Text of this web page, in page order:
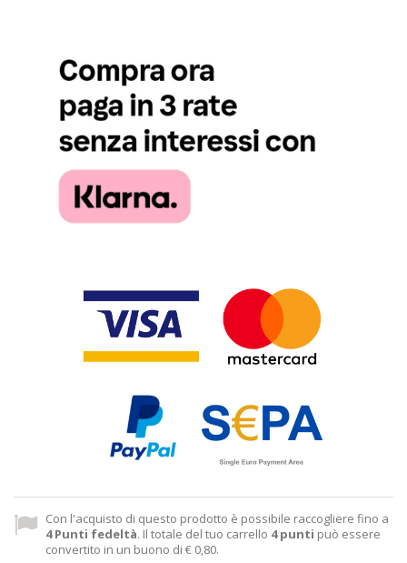
Con l'acquisto di questo prodotto è possibile raccogliere fino a
4Punti fedeltà. Il totale del tuo carrello 4punti può essere
convertito in un buono di € 0,80.